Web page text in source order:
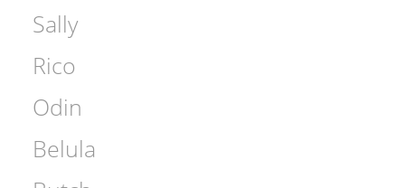
Sally
Rico
Odin
Belula